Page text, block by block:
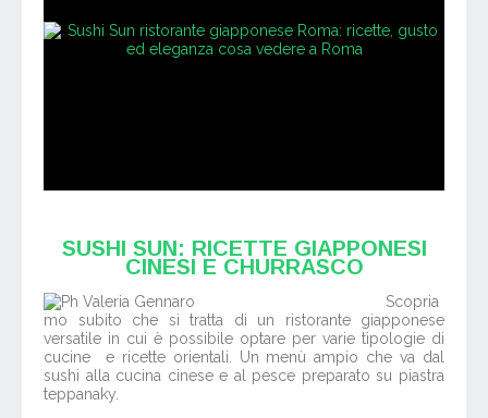
SUSHI SUN: RICETTE GIAPPONESI
CINESI E CHURRASCO
Scopria
mo subito che si tratta di un ristorante giapponese
versatile in cui è possibile optare per varie tipologie di
cucine e ricette orientali. Un menù ampio che va dal
sushi alla cucina cinese e al pesce preparato su piastra
teppanaky.